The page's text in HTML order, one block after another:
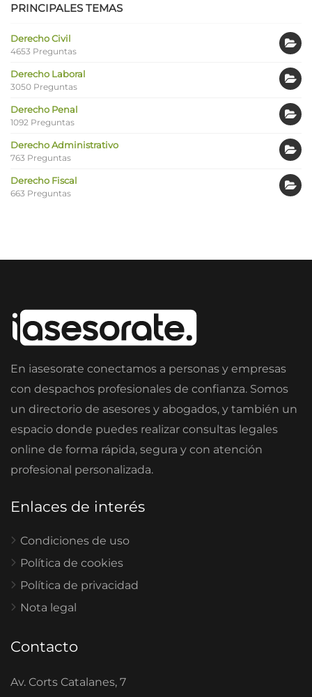
PRINCIPALES TEMAS
Derecho Civil
4653 Preguntas
Derecho Laboral
3050 Preguntas
Derecho Penal
1092 Preguntas
Derecho Administrativo
763 Preguntas
Derecho Fiscal
663 Preguntas
En iasesorate conectamos a personas y empresas
con despachos profesionales de confianza. Somos
un directorio de asesores y abogados, y también un
espacio donde puedes realizar consultas legales
online de forma rápida, segura y con atención
profesional personalizada.
Enlaces de interés
Condiciones de uso
Política de cookies
Política de privacidad
Nota legal
Contacto
Av. Corts Catalanes, 7